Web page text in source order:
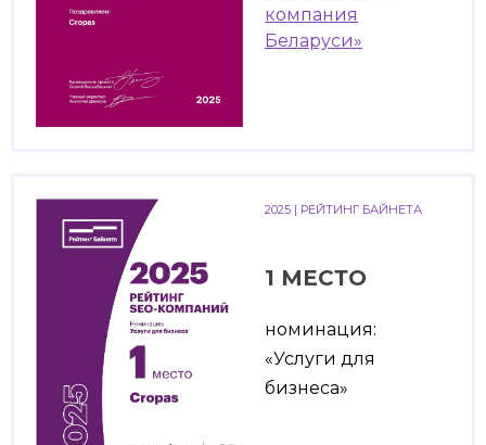
компания
Беларуси»
2025 | РЕЙТИНГ БАЙНЕТА
1 МЕСТО
номинация:
«Услуги для
бизнеса»